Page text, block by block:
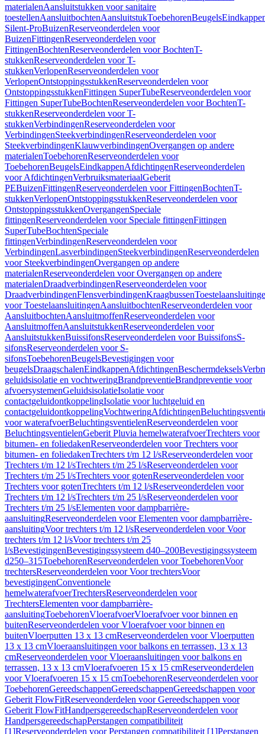
materialenAansluitstukken voor sanitaire
toestellenAansluitbochtenAansluitstukToebehorenBeugels
Silent-ProBuizenReserveonderdelen voor
BuizenFittingenReserveonderdelen voor
FittingenBochtenReserveonderdelen voor BochtenT-
stukkenReserveonderdelen voor T-
stukkenVerlopenReserveonderdelen voor
VerlopenOntstoppingsstukkenReserveonderdelen voor
OntstoppingsstukkenFittingen SuperTubeReserveonderdelen voor
Fittingen SuperTubeBochtenReserveonderdelen voor BochtenT-
stukkenReserveonderdelen voor T-
stukkenVerbindingenReserveonderdelen voor
VerbindingenSteekverbindingenReserveonderdelen voor
SteekverbindingenKlauwverbindingenOvergangen op andere
materialenToebehorenReserveonderdelen voor
ToebehorenBeugelsEindkappenAfdichtingenReserveonderdelen
voor AfdichtingenVerbruiksmateriaalGeberit
PEBuizenFittingenReserveonderdelen voor FittingenBochtenT-
stukkenVerlopenOntstoppingsstukkenReserveonderdelen voor
OntstoppingsstukkenOvergangenSpeciale
fittingenReserveonderdelen voor Speciale fittingenFittingen
SuperTubeBochtenSpeciale
fittingenVerbindingenReserveonderdelen voor
VerbindingenLasverbindingenSteekverbindingenReserveonderdelen
voor SteekverbindingenOvergangen op andere
materialenReserveonderdelen voor Overgangen op andere
materialenDraadverbindingenReserveonderdelen voor
DraadverbindingenFlensverbindingenKraagbussen
voor ToestelaansluitingenAansluitbochtenReserveonderdelen voor
AansluitbochtenAansluitmoffenReserveonderdelen voor
AansluitmoffenAansluitstukkenReserveonderdelen voor
AansluitstukkenBuissifonsReserveonderdelen voor BuissifonsS-
sifonsReserveonderdelen voor S-
sifonsToebehorenBeugelsBevestigingen voor
beugelsDraagschalenEindkappenAfdichtingenBeschermdeksels
geluidsisolatie en vochtweringBrandpreventieBrandpreventie voor
afvoersystemenGeluidsisolatieIsolatie voor
contactgeluidontkoppelingIsolatie voor luchtgeluid en
contactgeluidontkoppelingVochtweringAfdichtingen
voor waterafvoerBeluchtingsventielenReserveonderdelen voor
BeluchtingsventielenGeberit Pluvia hemelwaterafvoerTrechters voor
bitumen- en foliedakenReserveonderdelen voor Trechters voor
bitumen- en foliedakenTrechters t/m 12 l/sReserveonderdelen voor
Trechters t/m 12 l/sTrechters t/m 25 l/sReserveonderdelen voor
Trechters t/m 25 l/sTrechters voor gotenReserveonderdelen voor
Trechters voor gotenTrechters t/m 12 l/sReserveonderdelen voor
Trechters t/m 12 l/sTrechters t/m 25 l/sReserveonderdelen voor
Trechters t/m 25 l/sElementen voor dampbarrière-
aansluitingReserveonderdelen voor Elementen voor dampbarrière-
aansluitingVoor trechters t/m 12 l/sReserveonderdelen voor Voor
trechters t/m 12 l/sVoor trechters t/m 25
l/sBevestigingenBevestigingssysteem d40–200Bevestigingssysteem
d250–315ToebehorenReserveonderdelen voor ToebehorenVoor
trechtersReserveonderdelen voor Voor trechtersVoor
bevestigingenConventionele
hemelwaterafvoerTrechtersReserveonderdelen voor
TrechtersElementen voor dampbarrière-
aansluitingToebehorenVloerafvoerVloerafvoer voor binnen en
buitenReserveonderdelen voor Vloerafvoer voor binnen en
buitenVloerputten 13 x 13 cmReserveonderdelen voor Vloerputten
13 x 13 cmVloeraansluitingen voor balkons en terrassen, 13 x 13
cmReserveonderdelen voor Vloeraansluitingen voor balkons en
terrassen, 13 x 13 cmVloerafvoeren 15 x 15 cmReserveonderdelen
voor Vloerafvoeren 15 x 15 cmToebehorenReserveonderdelen voor
ToebehorenGereedschappenGereedschappenGereedschappen voor
Geberit FlowFitReserveonderdelen voor Gereedschappen voor
Geberit FlowFitHandpersgereedschapReserveonderdelen voor
HandpersgereedschapPerstangen compatibiliteit
[1]Reserveonderdelen voor Perstangen compatibiliteit [1]Perstangen